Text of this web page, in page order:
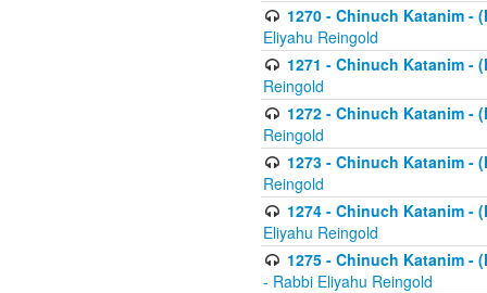
1270 - Chinuch Katanim -
Eliyahu Reingold
1271 - Chinuch Katanim -
Reingold
1272 - Chinuch Katanim -
Reingold
1273 - Chinuch Katanim -
Reingold
1274 - Chinuch Katanim -
Eliyahu Reingold
1275 - Chinuch Katanim -
- Rabbi Eliyahu Reingold